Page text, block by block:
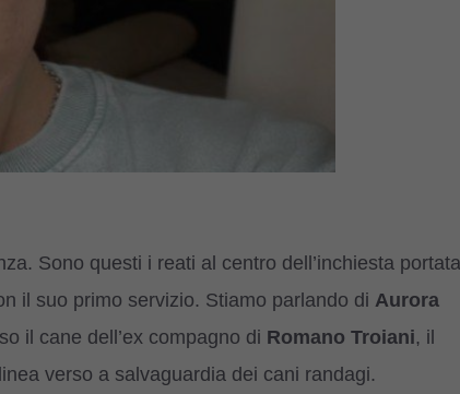
Sono questi i reati al centro dell’inchiesta portata
il suo primo servizio. Stiamo parlando di Aurora
il cane dell’ex compagno di Romano Troiani, il
verso a salvaguardia dei cani randagi.